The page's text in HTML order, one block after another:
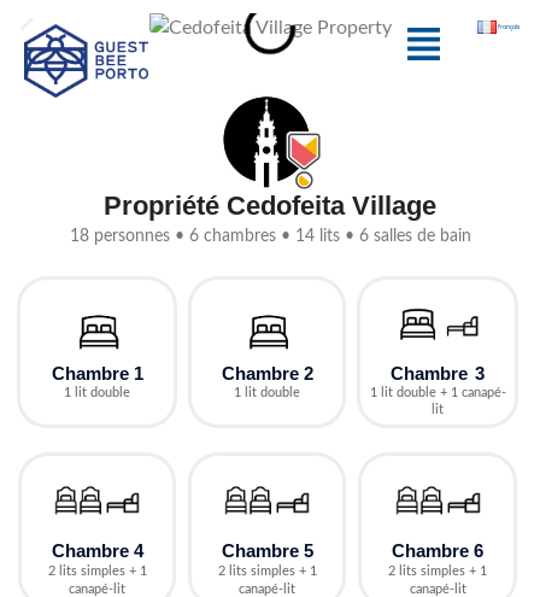
contenu
Menu français
Propriété Cedofeita Village
18 personnes • 6 chambres • 14 lits • 6 salles de bain
Chambre 1
1 lit double
Chambre 2
1 lit double
Chambre 3
1 lit double + 1 canapé-
lit
Chambre 4
2 lits simples + 1
canapé-lit
Chambre 5
2 lits simples + 1
canapé-lit
Chambre 6
2 lits simples + 1
canapé-lit